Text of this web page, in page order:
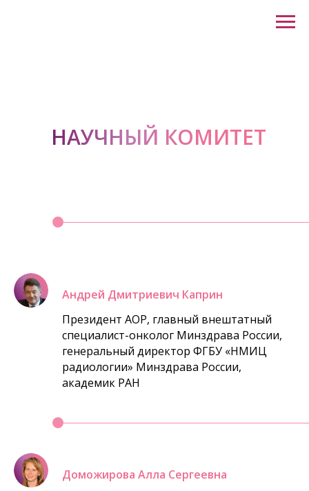
НАУЧНЫЙ КОМИТЕТ
Андрей Дмитриевич Каприн
Президент АОР, главный внештатный
специалист-онколог Минздрава России,
генеральный директор ФГБУ «НМИЦ
радиологии» Минздрава России,
академик РАН
Доможирова Алла Сергеевна